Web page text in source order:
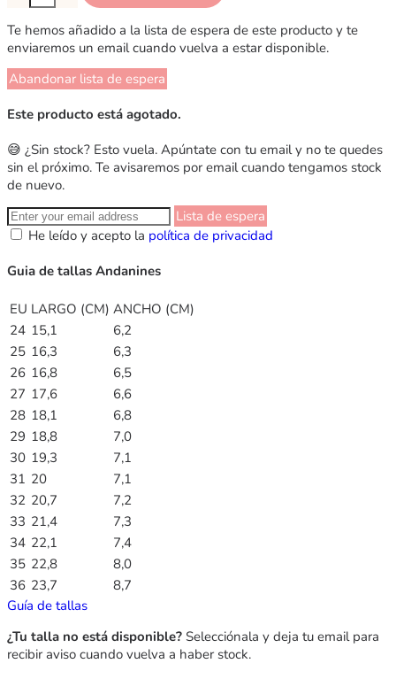
Te hemos añadido a la lista de espera de este producto y te
enviaremos un email cuando vuelva a estar disponible.
Abandonar lista de espera
Este producto está agotado.
😅 ¿Sin stock? Esto vuela. Apúntate con tu email y no te quedes
sin el próximo. Te avisaremos por email cuando tengamos stock
de nuevo.
Lista de espera
He leído y acepto la política de privacidad
Guia de tallas Andanines
EU LARGO (CM) ANCHO (CM)
24 15,1
6,2
25 16,3
6,3
26 16,8
6,5
27 17,6
6,6
28 18,1
6,8
29 18,8
7,0
30 19,3
7,1
31 20
7,1
32 20,7
7,2
33 21,4
7,3
34 22,1
7,4
35 22,8
8,0
36 23,7
8,7
Guía de tallas
¿Tu talla no está disponible? Selecciónala y deja tu email para
recibir aviso cuando vuelva a haber stock.